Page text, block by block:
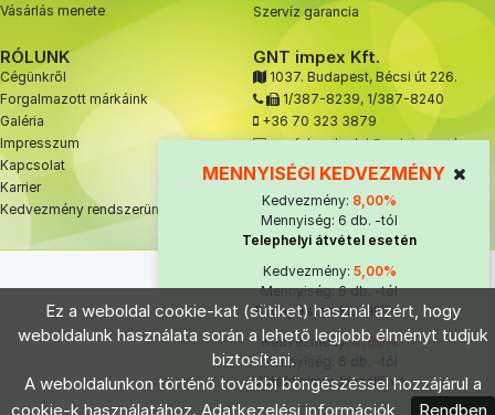
MENNYISÉGI KEDVEZMÉNY
Kedvezmény: 8,00%
Mennyiség: 6 db. -tól
Telephelyi átvétel esetén
Kedvezmény: 5,00%
Mennyiség: 6 db. -tól
Budapesten kiszállítva
Kedvezmény:4,00%
Mennyiség: 6 db. -tól
Vidéki címre kiszállítva
Select Language ▼
Vásárlás menete
Szervíz garancia
RÓLUNK
Cégünkről
Forgalmazott márkáink
Galéria
Impresszum
Kapcsolat
Karrier
Kedvezmény rendszerünk
GNT impex Kft.
1037. Budapest, Bécsi út 226.
1/387-8239, 1/387-8240
+36 70 323 3879
ugyfelszolgalat@gnt-impex.hu
© 2021 GNT impex Kft.
Ez a weboldal cookie-kat (sütiket) használ azért, hogy
weboldalunk használata során a lehető legjobb élményt tudjuk
biztosítani.
A weboldalunkon történő további böngészéssel hozzájárul a
cookie-k használatához. Adatkezelési információk Rendben